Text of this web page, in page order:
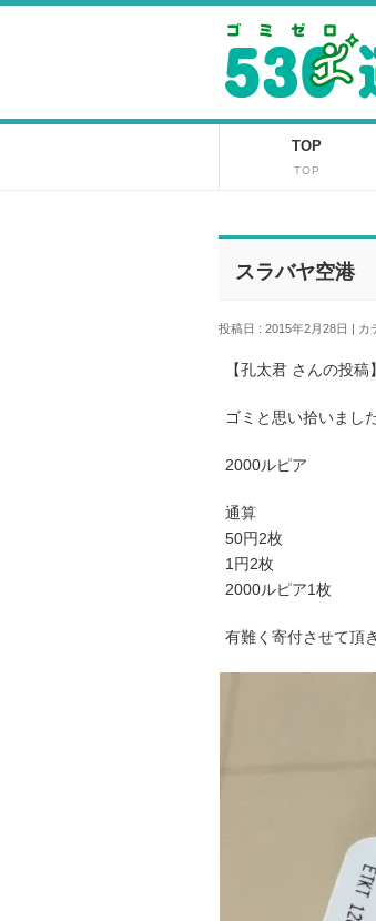
TOP
TOP
スラバヤ空港
投稿日 : 2015年2月28日 | カ
【孔太君 さんの投稿】
ゴミと思い拾いまし
2000ルピア
通算
50円2枚
1円2枚
2000ルピア1枚
有難く寄付させて頂